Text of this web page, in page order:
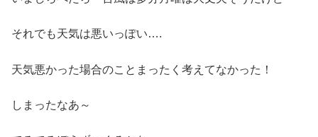
それでも天気は悪いっぽい….
天気悪かった場合のことまったく考えてなかった！
しまったなあ～